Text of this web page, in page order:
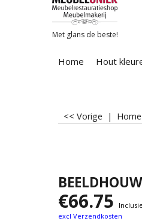
Met glans de beste!
Home Hout
<< Vorige | Home
€66.75
excl Verzendkosten